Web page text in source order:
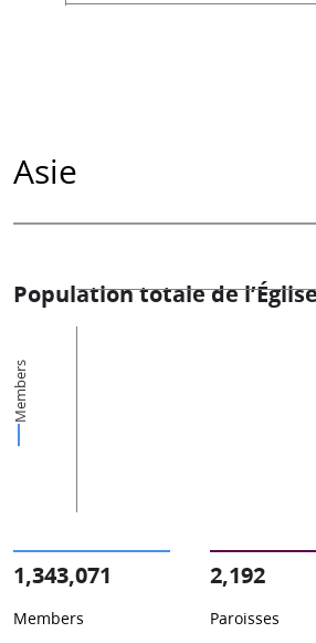
Asie
Population totale de
Members
1,343,071
Members
2,192
Paroisses